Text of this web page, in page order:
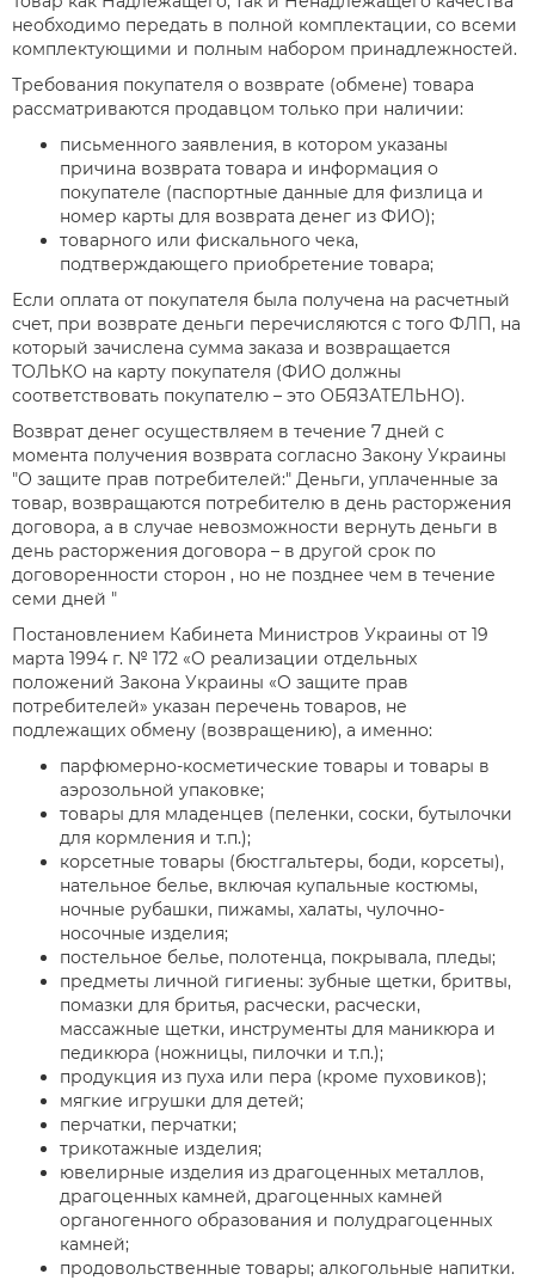
необходимо передать в полной комплектации, со всеми
комплектующими и полным набором принадлежностей.
Требования покупателя о возврате (обмене) товара
рассматриваются продавцом только при наличии:
письменного заявления, в котором указаны
причина возврата товара и информация о
покупателе (паспортные данные для физлица и
номер карты для возврата денег из ФИО);
товарного или фискального чека,
подтверждающего приобретение товара;
Если оплата от покупателя была получена на расчетный
счет, при возврате деньги перечисляются с того ФЛП, на
который зачислена сумма заказа и возвращается
ТОЛЬКО на карту покупателя (ФИО должны
соответствовать покупателю – это ОБЯЗАТЕЛЬНО).
Возврат денег осуществляем в течение 7 дней с
момента получения возврата согласно Закону Украины
"О защите прав потребителей:" Деньги, уплаченные за
товар, возвращаются потребителю в день расторжения
договора, а в случае невозможности вернуть деньги в
день расторжения договора – в другой срок по
договоренности сторон , но не позднее чем в течение
семи дней "
Постановлением Кабинета Министров Украины от 19
марта 1994 г. № 172 «О реализации отдельных
положений Закона Украины «О защите прав
потребителей» указан перечень товаров, не
подлежащих обмену (возвращению), а именно:
парфюмерно-косметические товары и товары в
аэрозольной упаковке;
товары для младенцев (пеленки, соски, бутылочки
для кормления и т.п.);
корсетные товары (бюстгальтеры, боди, корсеты),
нательное белье, включая купальные костюмы,
ночные рубашки, пижамы, халаты, чулочно-
носочные изделия;
постельное белье, полотенца, покрывала, пледы;
предметы личной гигиены: зубные щетки, бритвы,
помазки для бритья, расчески, расчески,
массажные щетки, инструменты для маникюра и
педикюра (ножницы, пилочки и т.п.);
продукция из пуха или пера (кроме пуховиков);
мягкие игрушки для детей;
перчатки, перчатки;
трикотажные изделия;
ювелирные изделия из драгоценных металлов,
драгоценных камней, драгоценных камней
органогенного образования и полудрагоценных
камней;
продовольственные товары; алкогольные напитки.